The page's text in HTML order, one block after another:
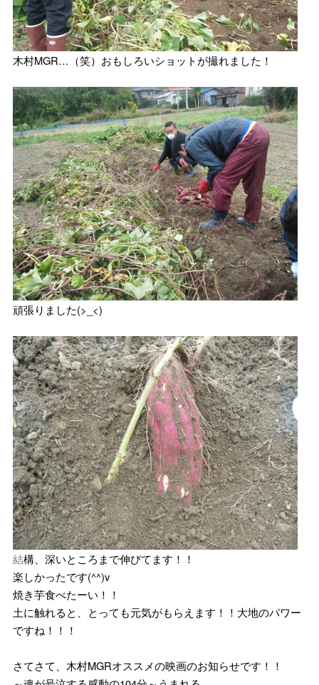
木村MGR…（笑）おもしろいショットが撮れました！
頑張りました(>_<)
結構、深いところまで伸びてます！！
楽しかったです(^^)v
焼き芋食べたーい！！
土に触れると、とっても元気がもらえます！！大地のパワー
ですね！！！
さてさて、木村MGRオススメの映画のお知らせです！！